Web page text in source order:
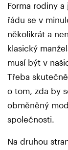
Forma rodiny
řádu se v
několikrát a
klasický
musí být v
Třeba
o tom, zda by
obměněný
společnosti.
Na druhou